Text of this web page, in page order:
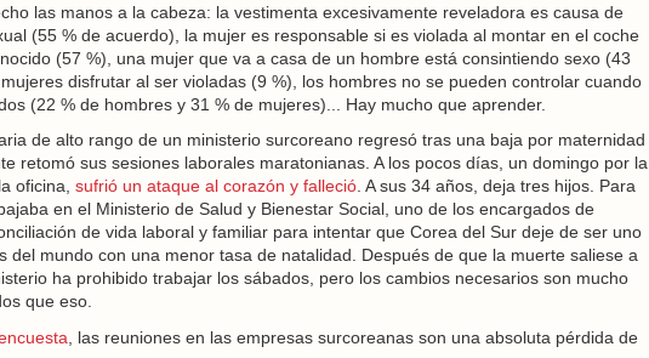
las manos a la cabeza: la vestimenta excesivamente reveladora es causa de
(55 % de acuerdo), la mujer es responsable si es violada al montar en el coche
(57 %), una mujer que va a casa de un hombre está consintiendo sexo (43
disfrutar al ser violadas (9 %), los hombres no se pueden controlar cuando
(22 % de hombres y 31 % de mujeres)... Hay mucho que aprender.
de alto rango de un ministerio surcoreano regresó tras una baja por maternidad
retomó sus sesiones laborales maratonianas. A los pocos días, un domingo por la
oficina, sufrió un ataque al corazón y falleció . A sus 34 años, deja tres hijos. Para
en el Ministerio de Salud y Bienestar Social, uno de los encargados de
de vida laboral y familiar para intentar que Corea del Sur deje de ser uno
del mundo con una menor tasa de natalidad. Después de que la muerte saliese a
ha prohibido trabajar los sábados, pero los cambios necesarios son mucho
que eso.
, las reuniones en las empresas surcoreanas son una absoluta pérdida de